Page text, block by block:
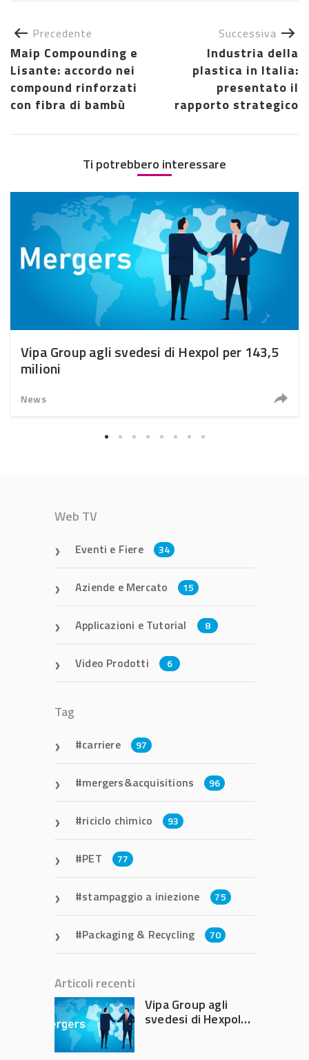
Precedente
Maip Compounding e
Lisante: accordo nei
compound rinforzati
con fibra di bambù
Successiva
Industria della
plastica in Italia:
presentato il
rapporto strategico
Ti potrebbero interessare
Vipa Group agli svedesi di Hexpol per 143,5
milioni
News
Web TV
Eventi e Fiere 34
Aziende e Mercato 15
Applicazioni e Tutorial 8
Video Prodotti 6
Tag
carriere 97
mergers&acquisitions 96
riciclo chimico 93
PET 77
stampaggio a iniezione 75
Packaging & Recycling 70
Articoli recenti
Vipa Group agli
svedesi di Hexpol